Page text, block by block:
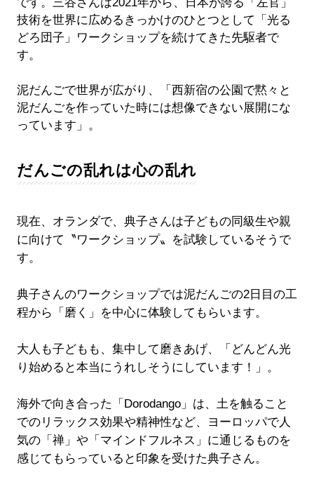
技術を世界に広めるきっかけのひとつとして「光る
どろ団子」ワークショップを続けてきた先駆者で
す。
泥だんごで世界が広がり、「西新宿の公園で黙々と
泥だんごを作っていた時には想像できない展開にな
っています」。
だんごの乱れは心の乱れ
現在、オランダで、典子さんは子どもの同級生や親
に向けて〝ワークショップ〟を試験しているそうで
す。
典子さんのワークショップでは泥だんごの2日目の工
程から「磨く」を中心に体験してもらいます。
大人も子どもも、集中して磨きあげ、「どんどん光
り始めると本当にうれしそうにしています！」。
海外で向き合った「Dorodango」は、土を触ること
でのリラックス効果や精神性など、ヨーロッパで人
気の「禅」や「マインドフルネス」に通じるものを
感じてもらっていると印象を受けた典子さん。